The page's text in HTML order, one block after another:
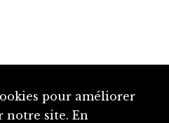
pour améliorer
notre site. En